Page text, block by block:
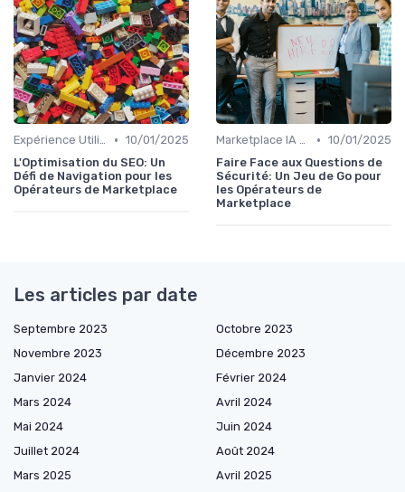
Expérience Utilisateur • 10/01/2025
L'Optimisation du SEO: Un
Défi de Navigation pour les
Opérateurs de Marketplace
Marketplace IA et Automatisation • 10/01/2025
Faire Face aux Questions de
Sécurité: Un Jeu de Go pour
les Opérateurs de
Marketplace
Les articles par date
Septembre 2023
Octobre 2023
Novembre 2023
Décembre 2023
Janvier 2024
Février 2024
Mars 2024
Avril 2024
Mai 2024
Juin 2024
Juillet 2024
Août 2024
Mars 2025
Avril 2025